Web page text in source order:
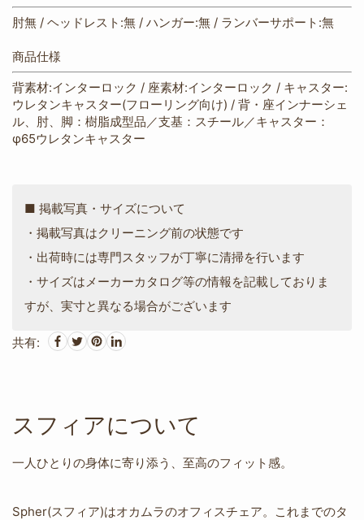
肘無 / ヘッドレスト:無 / ハンガー:無 / ランバーサポート:無
商品仕様
背素材:インターロック / 座素材:インターロック / キャスター:
ウレタンキャスター(フローリング向け) / 背・座インナーシェ
ル、肘、脚：樹脂成型品／支基：スチール／キャスター：
φ65ウレタンキャスター
■ 掲載写真・サイズについて
・掲載写真はクリーニング前の状態です
・出荷時には専門スタッフが丁寧に清掃を行います
・サイズはメーカーカタログ等の情報を記載しておりま
すが、実寸と異なる場合がございます
共有:
スフィアについて
一人ひとりの身体に寄り添う、至高のフィット感。
Spher(スフィア)はオカムラのオフィスチェア。これまでのタ